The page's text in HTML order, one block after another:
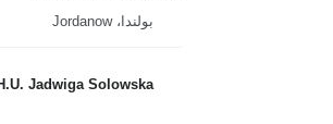
بولندا، Jordanow
Jadwiga Solowska